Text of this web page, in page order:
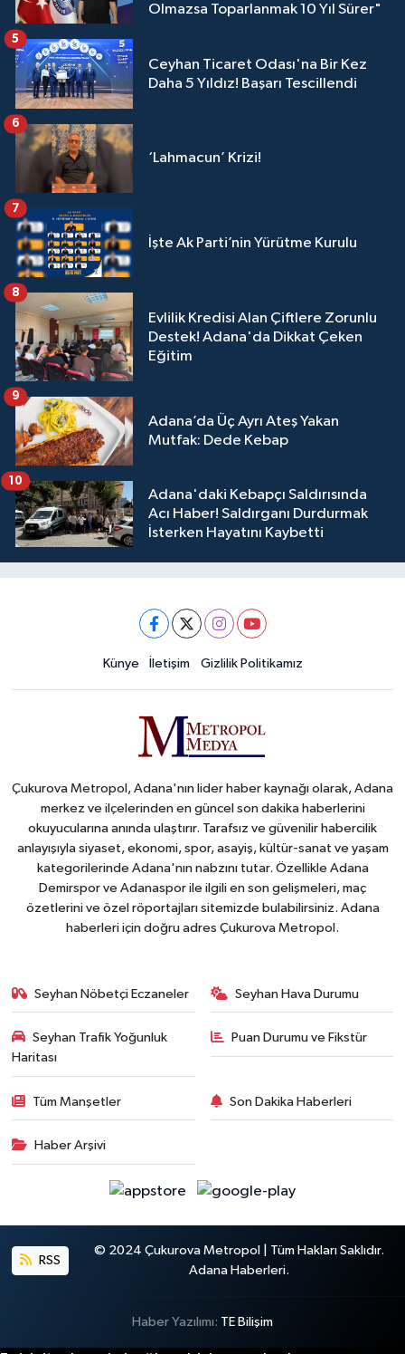
Olmazsa Toparlanmak 10 Yıl Sürer"
Ceyhan Ticaret Odası'na Bir Kez
Daha 5 Yıldız! Başarı Tescillendi
5
‘Lahmacun’ Krizi!
6
İşte Ak Parti’nin Yürütme Kurulu
7
Evlilik Kredisi Alan Çiftlere Zorunlu
Destek! Adana'da Dikkat Çeken
Eğitim
8
Adana’da Üç Ayrı Ateş Yakan
Mutfak: Dede Kebap
9
Adana'daki Kebapçı Saldırısında
Acı Haber! Saldırganı Durdurmak
İsterken Hayatını Kaybetti
10
Künye İletişim Gizlilik Politikamız
Çukurova Metropol, Adana'nın lider haber kaynağı olarak, Adana
merkez ve ilçelerinden en güncel son dakika haberlerini
okuyucularına anında ulaştırır. Tarafsız ve güvenilir habercilik
anlayışıyla siyaset, ekonomi, spor, asayiş, kültür-sanat ve yaşam
kategorilerinde Adana'nın nabzını tutar. Özellikle Adana
Demirspor ve Adanaspor ile ilgili en son gelişmeleri, maç
özetlerini ve özel röportajları sitemizde bulabilirsiniz. Adana
haberleri için doğru adres Çukurova Metropol.
Seyhan Nöbetçi Eczaneler Seyhan Hava Durumu
Seyhan Trafik Yoğunluk
Haritası
Puan Durumu ve Fikstür
Tüm Manşetler Son Dakika Haberleri
Haber Arşivi
RSS
© 2024 Çukurova Metropol | Tüm Hakları Saklıdır.
Adana Haberleri.
Haber Yazılımı: TE Bilişim